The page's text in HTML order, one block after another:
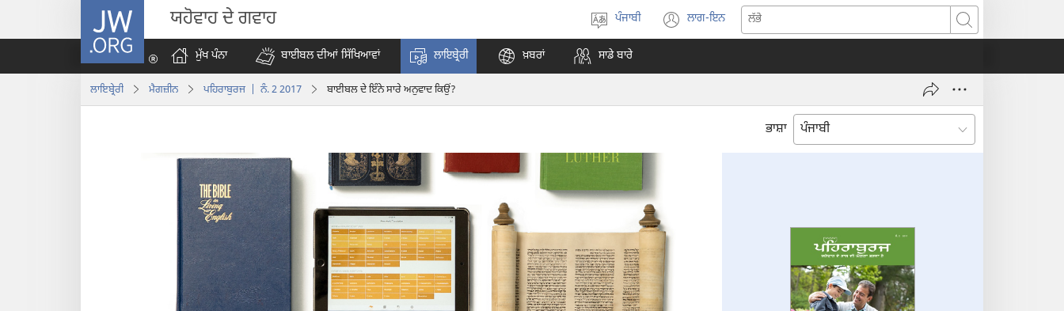
JW.ORG ਯਹੋਵਾਹ ਦੇ ਗਵਾਹ
ਚੁਣੋ
ਪੰਜਾਬੀ ਲਾਗ-ਇਨ
new
ਲੱਭੋ
ਮੁੱਖ ਪੰਨਾ ਬਾਈਬਲ ਦੀਆਂ ਸਿੱਖਿਆਵਾਂ ਲਾਇਬ੍ਰੇਰੀ ਖ਼ਬਰਾਂ ਸਾਡੇ ਬਾਰੇ
ਲਾਇਬ੍ਰੇਰੀ ਮੈਗਜ਼ੀਨ ਪਹਿਰਾਬੁਰਜ | ਨੰ. 2 2017 ਬਾਈਬਲ ਦੇ ਇੰਨੇ ਸਾਰੇ ਅਨੁਵਾਦ ਕਿਉਂ?
ਭਾਸ਼ਾ